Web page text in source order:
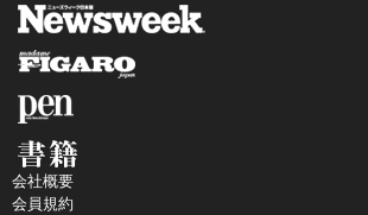
会社概要
会員規約